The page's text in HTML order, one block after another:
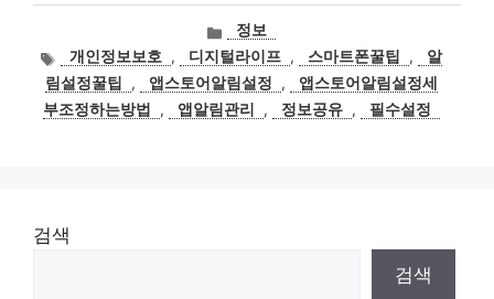
카
테
고
리
정보
태
그
개인정보보호 , 디지털라이프 , 스마트폰꿀팁 ,
알
림설정꿀팁
, 앱스토어알림설정 ,
앱스토어알림설정세
부조정하는방법
, 앱알림관리 , 정보공유 , 필수설정
검색
검색